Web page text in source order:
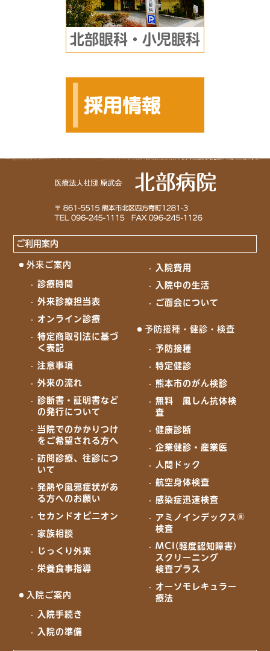
北部眼科・小児眼科
ご利用案内
外来ご案内
診療時間
外来診療担当表
オンライン診療
特定商取引法に基づ
く表記
注意事項
外来の流れ
診断書・証明書など
の発行について
当院でのかかりつけ
をご希望される方へ
訪問診療、往診につ
いて
発熱や風邪症状があ
る方へのお願い
セカンドオピニオン
家族相談
じっくり外来
栄養食事指導
入院ご案内
入院手続き
入院の準備
入院費用
入院中の生活
ご面会について
予防接種・健診・検査
予防接種
特定健診
熊本市のがん検診
無料 風しん抗体検
査
健康診断
企業健診・産業医
人間ドック
航空身体検査
感染症迅速検査
アミノインデックス®
検査
MCI(軽度認知障害)
スクリーニング
検査プラス
オーソモレキュラー
療法